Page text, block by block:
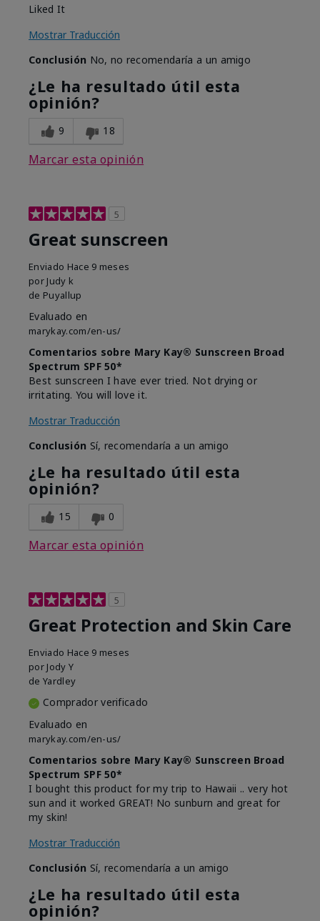
Liked It
Mostrar Traducción
Conclusión No, no recomendaría a un amigo
¿Le ha resultado útil esta
opinión?
9 18
Marcar esta opinión
5
Great sunscreen
Enviado Hace 9 meses
por Judy k
de Puyallup
Evaluado en
marykay.com/en-us/
Comentarios sobre Mary Kay® Sunscreen Broad
Spectrum SPF 50*
Best sunscreen I have ever tried. Not drying or
irritating. You will love it.
Mostrar Traducción
Conclusión Sí, recomendaría a un amigo
¿Le ha resultado útil esta
opinión?
15 0
Marcar esta opinión
5
Great Protection and Skin Care
Enviado Hace 9 meses
por Jody Y
de Yardley
Comprador verificado
Evaluado en
marykay.com/en-us/
Comentarios sobre Mary Kay® Sunscreen Broad
Spectrum SPF 50*
I bought this product for my trip to Hawaii .. very hot
sun and it worked GREAT! No sunburn and great for
my skin!
Mostrar Traducción
Conclusión Sí, recomendaría a un amigo
¿Le ha resultado útil esta
opinión?